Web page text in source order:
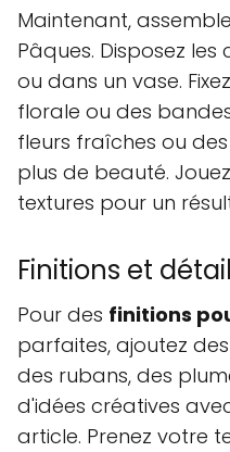
Maintenant,
Pâques. Disposez
ou dans un vase.
florale ou des
fleurs fraîches ou
plus de beauté.
textures pour un
Finitions et
Pour des finitions
parfaites, ajoutez
des rubans, des
d'idées créatives
article. Prenez votre